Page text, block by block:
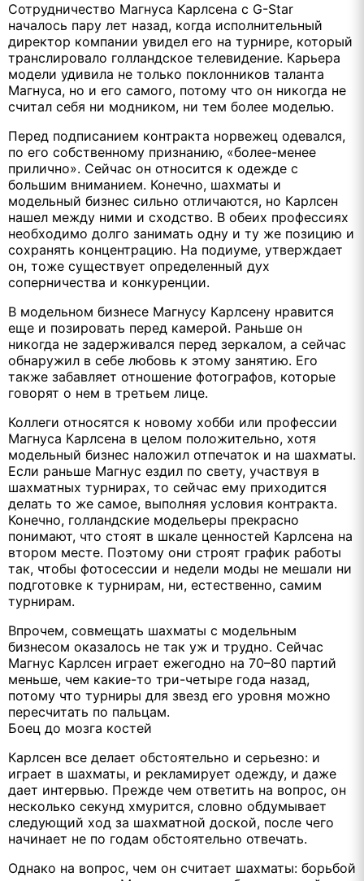
Сотрудничество Магнуса Карлсена с G-Star
началось пару лет назад, когда исполнительный
директор компании увидел его на турнире, который
транслировало голландское телевидение. Карьера
модели удивила не только поклонников таланта
Магнуса, но и его самого, потому что он никогда не
считал себя ни модником, ни тем более моделью.
Перед подписанием контракта норвежец одевался,
по его собственному признанию, «более-менее
прилично». Сейчас он относится к одежде с
большим вниманием. Конечно, шахматы и
модельный бизнес сильно отличаются, но Карлсен
нашел между ними и сходство. В обеих профессиях
необходимо долго занимать одну и ту же позицию и
сохранять концентрацию. На подиуме, утверждает
он, тоже существует определенный дух
соперничества и конкуренции.
В модельном бизнесе Магнусу Карлсену нравится
еще и позировать перед камерой. Раньше он
никогда не задерживался перед зеркалом, а сейчас
обнаружил в себе любовь к этому занятию. Его
также забавляет отношение фотографов, которые
говорят о нем в третьем лице.
Коллеги относятся к новому хобби или профессии
Магнуса Карлсена в целом положительно, хотя
модельный бизнес наложил отпечаток и на шахматы.
Если раньше Магнус ездил по свету, участвуя в
шахматных турнирах, то сейчас ему приходится
делать то же самое, выполняя условия контракта.
Конечно, голландские модельеры прекрасно
понимают, что стоят в шкале ценностей Карлсена на
втором месте. Поэтому они строят график работы
так, чтобы фотосессии и недели моды не мешали ни
подготовке к турнирам, ни, естественно, самим
турнирам.
Впрочем, совмещать шахматы с модельным
бизнесом оказалось не так уж и трудно. Сейчас
Магнус Карлсен играет ежегодно на 70–80 партий
меньше, чем какие-то три-четыре года назад,
потому что турниры для звезд его уровня можно
пересчитать по пальцам.
Боец до мозга костей
Карлсен все делает обстоятельно и серьезно: и
играет в шахматы, и рекламирует одежду, и даже
дает интервью. Прежде чем ответить на вопрос, он
несколько секунд хмурится, словно обдумывает
следующий ход за шахматной доской, после чего
начинает не по годам обстоятельно отвечать.
Однако на вопрос, чем он считает шахматы: борьбой